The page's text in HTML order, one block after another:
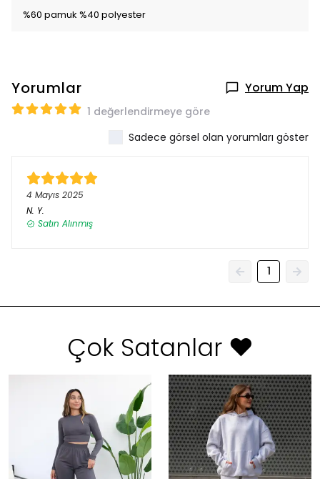
%60 pamuk %40 polyester
Yorumlar Yorum Yap
1 değerlendirmeye göre
Sadece görsel olan yorumları göster
4 Mayıs 2025
N. Y.
Satın Alınmış
1
Çok Satanlar ❤️